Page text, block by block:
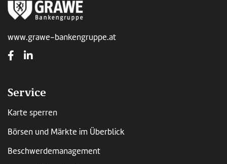
www.grawe-bankengruppe.at
Service
Karte sperren
Börsen und Märkte im Überblick
Beschwerdemanagement